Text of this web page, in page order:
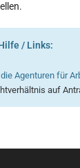
/ Links:
Agenturen für
auf